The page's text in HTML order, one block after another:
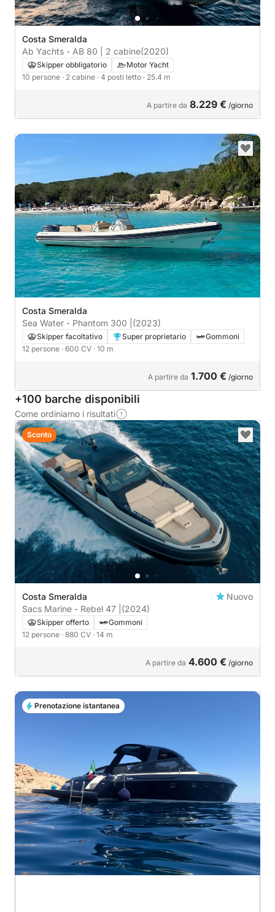
Costa Smeralda
Ab Yachts - AB 80 | 2 cabine(2020)
Skipper obbligatorio
Motor Yacht
10 persone · 2 cabine · 4 posti letto · 25.4 m
A partire da 8.229 € /giorno
Costa Smeralda
Sea Water - Phantom 300 | (2023)
Skipper facoltativo Super proprietario
Gommoni
12 persone · 600 CV · 10 m
A partire da 1.700 € /giorno
+100 barche disponibili
Come ordiniamo i risultati
Costa Smeralda
Nuovo
Sacs Marine - Rebel 47 | (2024)
Skipper offerto
Gommoni
12 persone · 880 CV · 14 m
A partire da 4.600 € /giorno
Sconto
Prenotazione istantanea